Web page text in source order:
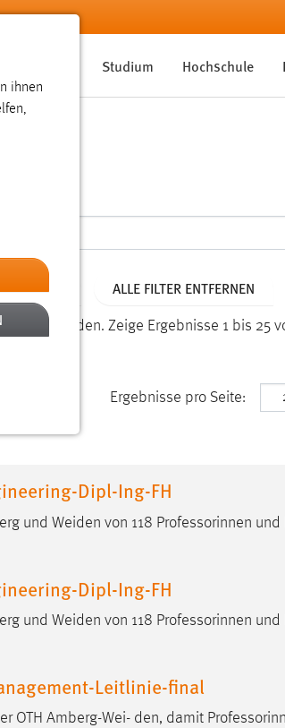
Studium Hochschule
ALLE FILTER ENTFERNEN
gefunden. Zeige Ergebnisse 1 bis 25
Ergebnisse pro Seite:
Dipl-Ing-FH
und Weiden von 118 Professorinnen und
Dipl-Ing-FH
und Weiden von 118 Professorinnen und
Leitlinie-final
OTH Amberg-Wei- den, damit
ihnen